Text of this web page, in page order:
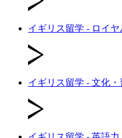
イギリス留学 - ロイ
イギリス留学 - 文化・